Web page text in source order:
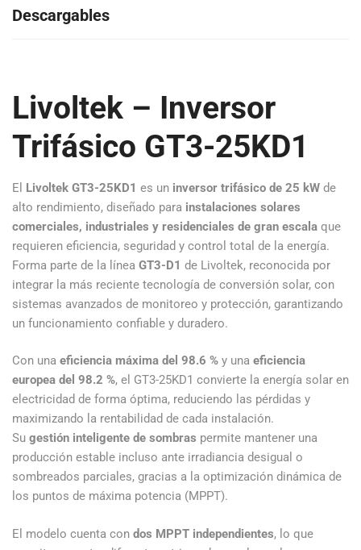
Descargables
Livoltek – Inversor
Trifásico GT3-25KD1
El Livoltek GT3-25KD1 es un inversor trifásico de 25 kW de
alto rendimiento, diseñado para instalaciones solares
comerciales, industriales y residenciales de gran escala que
requieren eficiencia, seguridad y control total de la energía.
Forma parte de la línea GT3-D1 de Livoltek, reconocida por
integrar la más reciente tecnología de conversión solar, con
sistemas avanzados de monitoreo y protección, garantizando
un funcionamiento confiable y duradero.
Con una eficiencia máxima del 98.6 % y una eficiencia
europea del 98.2 %, el GT3-25KD1 convierte la energía solar en
electricidad de forma óptima, reduciendo las pérdidas y
maximizando la rentabilidad de cada instalación.
Su gestión inteligente de sombras permite mantener una
producción estable incluso ante irradiancia desigual o
sombreados parciales, gracias a la optimización dinámica de
los puntos de máxima potencia (MPPT).
El modelo cuenta con dos MPPT independientes, lo que